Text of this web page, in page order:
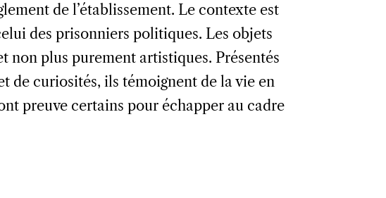
de l’établissement. Le contexte est
des prisonniers politiques. Les objets
non plus purement artistiques. Présentés
de curiosités, ils témoignent de la vie en
preuve certains pour échapper au cadre